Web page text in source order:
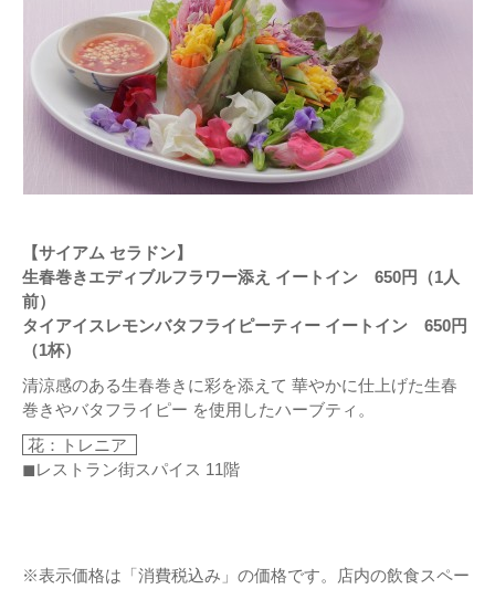
【サイアム セラドン】
生春巻きエディブルフラワー添え イートイン 650円（1人
前）
タイアイスレモンバタフライピーティー イートイン 650円
（1杯）
清涼感のある生春巻きに彩を添えて 華やかに仕上げた生春
巻きやバタフライピー を使用したハーブティ。
花：トレニア
◼レストラン街スパイス 11階
※表示価格は「消費税込み」の価格です。店内の飲食スペー